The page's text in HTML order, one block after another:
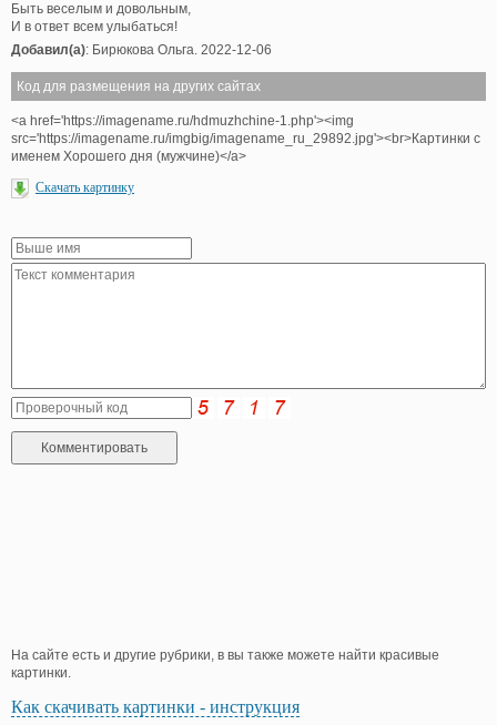
Быть веселым и довольным,
И в ответ всем улыбаться!
Добавил(а): Бирюкова Ольга. 2022-12-06
Код для размещения на других сайтах
<a href='https://imagename.ru/hdmuzhchine-1.php'><img
src='https://imagename.ru/imgbig/imagename_ru_29892.jpg'><br>Картинки с
именем Хорошего дня (мужчине)</a>
Скачать картинку
На сайте есть и другие рубрики, в вы также можете найти красивые
картинки.
Как скачивать картинки - инструкция